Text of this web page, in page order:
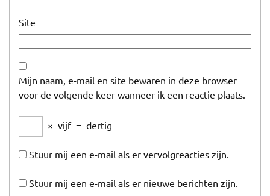
Site
Mijn naam, e-mail en site bewaren in deze browser
voor de volgende keer wanneer ik een reactie plaats.
× vijf = dertig
Stuur mij een e-mail als er vervolgreacties zijn.
Stuur mij een e-mail als er nieuwe berichten zijn.